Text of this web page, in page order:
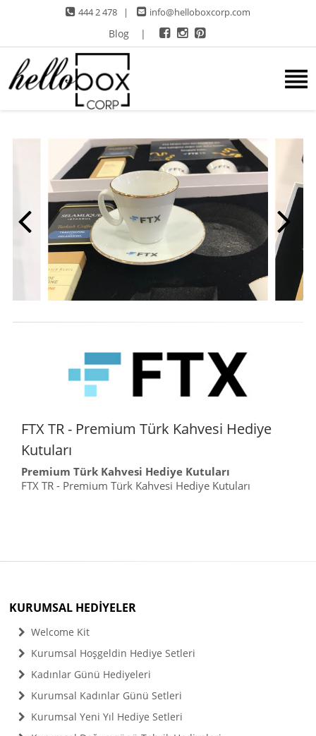
444 2 478 | info@helloboxcorp.com
Blog |
FTX TR - Premium Türk Kahvesi Hediye
Kutuları
Premium Türk Kahvesi Hediye Kutuları
FTX TR - Premium Türk Kahvesi Hediye Kutuları
KURUMSAL HEDİYELER
Welcome Kit
Kurumsal Hoşgeldin Hediye Setleri
Kadınlar Günü Hediyeleri
Kurumsal Kadınlar Günü Setleri
Kurumsal Yeni Yıl Hediye Setleri